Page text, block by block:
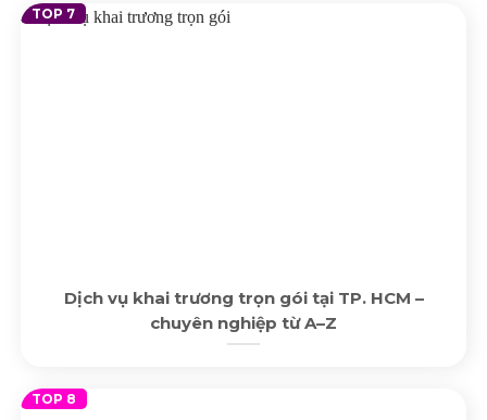
Dịch vụ khai trương trọn gói tại TP. HCM –
chuyên nghiệp từ A–Z